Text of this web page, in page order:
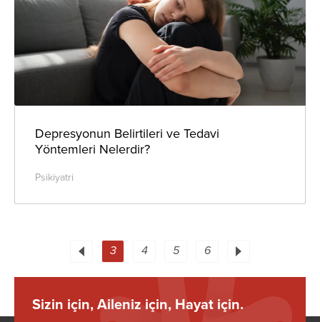
Depresyonun Belirtileri ve Tedavi
Yöntemleri Nelerdir?
Psikiyatri
3 4 5 6
Sizin için, Aileniz için, Hayat için.